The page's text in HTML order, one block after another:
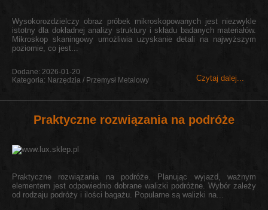
Wysokorozdzielczy obraz próbek mikroskopowanych jest niezwykle
istotny dla dokładnej analizy struktury i składu badanych materiałów.
Mikroskop skaningowy umożliwia uzyskanie detali na najwyższym
poziomie, co jest...
Czytaj dalej...
Dodane: 2026-01-20
Kategoria: Narzędzia / Przemysł Metalowy
Praktyczne rozwiązania na podróże
Praktyczne rozwiązania na podróże. Planując wyjazd, ważnym
elementem jest odpowiednio dobrane walizki podróżne. Wybór zależy
od rodzaju podróży i ilości bagażu. Popularne są walizki na...